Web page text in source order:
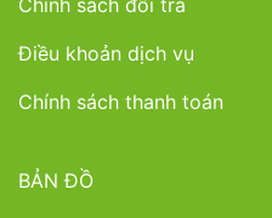
Chính sách đổi trả
Điều khoản dịch vụ
Chính sách thanh toán
BẢN ĐỒ